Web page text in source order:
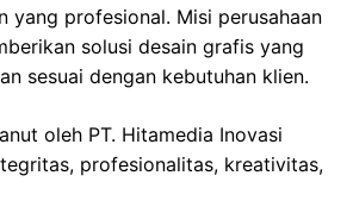
yang profesional. Misi perusahaan
solusi desain grafis yang
sesuai dengan kebutuhan klien.
oleh PT. Hitamedia Inovasi
profesionalitas, kreativitas,